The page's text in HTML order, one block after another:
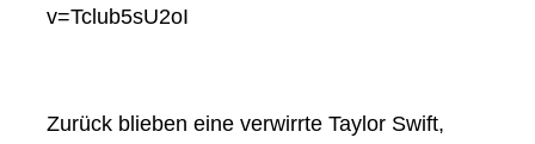
v=Tclub5sU2oI
Zurück blieben eine verwirrte Taylor Swift,